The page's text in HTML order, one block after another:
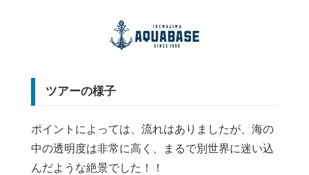
ツアーの様子
ポイントによっては、流れはありましたが、海の
中の透明度は非常に高く、まるで別世界に迷い込
んだような絶景でした！！